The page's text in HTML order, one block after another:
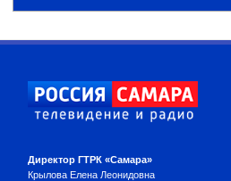
Директор ГТРК «Самара»
Крылова Елена Леонидовна